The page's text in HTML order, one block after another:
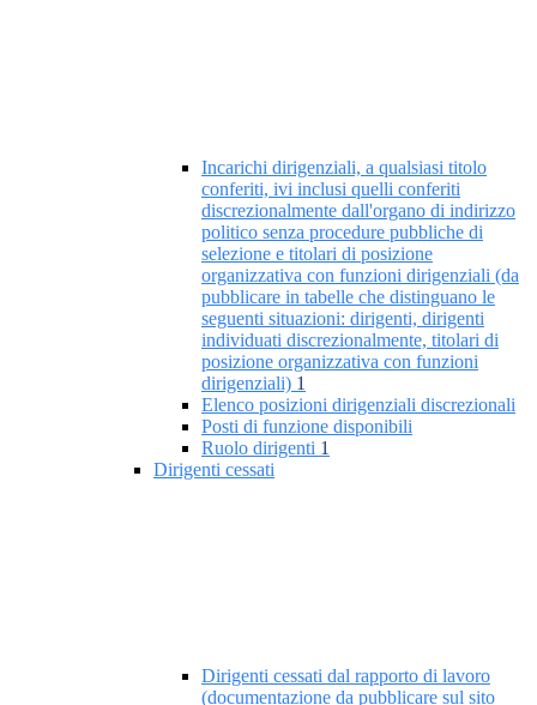
Incarichi dirigenziali, a qualsiasi titolo
conferiti, ivi inclusi quelli conferiti
discrezionalmente dall'organo di indirizzo
politico senza procedure pubbliche di
selezione e titolari di posizione
organizzativa con funzioni dirigenziali (da
pubblicare in tabelle che distinguano le
seguenti situazioni: dirigenti, dirigenti
individuati discrezionalmente, titolari di
posizione organizzativa con funzioni
dirigenziali) 1
Elenco posizioni dirigenziali discrezionali
Posti di funzione disponibili
Ruolo dirigenti 1
Dirigenti cessati
Dirigenti cessati dal rapporto di lavoro
(documentazione da pubblicare sul sito